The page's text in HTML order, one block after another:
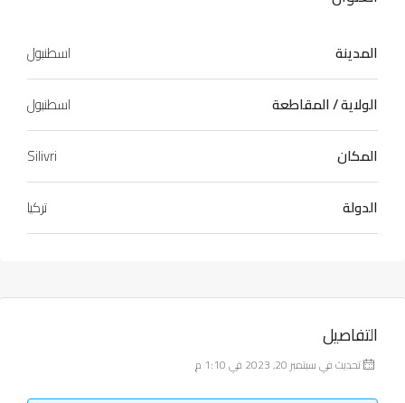
المدينة
اسطنبول
الولاية / المقاطعة
اسطنبول
المكان
Silivri
الدولة
تركيا
التفاصيل
تحديث في سبتمبر 20, 2023 في 1:10 م